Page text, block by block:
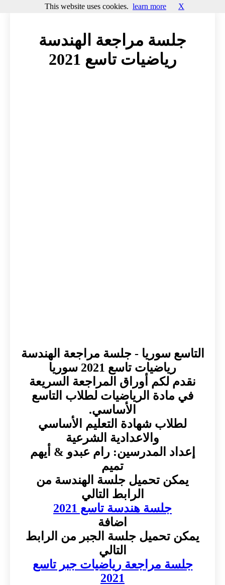
جلسة مراجعة الهندسة
رياضيات تاسع 2021
التاسع سوريا - جلسة مراجعة الهندسة
رياضيات تاسع 2021 سوريا
نقدم لكم أوراق المراجعة السريعة
في مادة الرياضيات لطلاب التاسع
الأساسي.
لطلاب شهادة التعليم الأساسي
والاعدادية الشرعية
إعداد المدرسين: رام عبدو & أيهم
تميم
يمكن تحميل جلسة الهندسة من
الرابط التالي
جلسة هندسة تاسع 2021
اضافة
يمكن تحميل جلسة الجبر من الرابط
التالي
جلسة مراجعة رياضيات جبر تاسع
2021
This website uses cookies. learn more X